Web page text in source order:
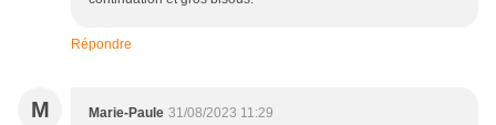
Répondre
M Marie-Paule 31/08/2023 11:29